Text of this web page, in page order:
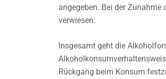
angegeben. Bei der
verwiesen.
Insgesamt geht die
Rückgang beim Konsum